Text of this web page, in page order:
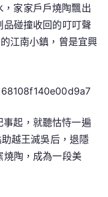
，家家戶戶燒陶飄出
碰撞收回的叮叮聲
江南小鎮，曾是宜興
起，就聽怙恃一遍
越王滅吳后，退隱
燒陶，成為一段美